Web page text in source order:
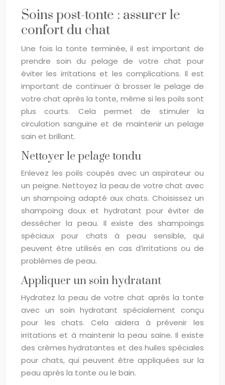
Soins post-tonte : assurer le
confort du chat
Une fois la tonte terminée, il est important de
prendre soin du pelage de votre chat pour
éviter les irritations et les complications. Il est
important de continuer à brosser le pelage de
votre chat après la tonte, même si les poils sont
plus courts. Cela permet de stimuler la
circulation sanguine et de maintenir un pelage
sain et brillant.
Nettoyer le pelage tondu
Enlevez les poils coupés avec un aspirateur ou
un peigne. Nettoyez la peau de votre chat avec
un shampoing adapté aux chats. Choisissez un
shampoing doux et hydratant pour éviter de
dessécher la peau. Il existe des shampoings
spéciaux pour chats à peau sensible, qui
peuvent être utilisés en cas d’irritations ou de
problèmes de peau.
Appliquer un soin hydratant
Hydratez la peau de votre chat après la tonte
avec un soin hydratant spécialement conçu
pour les chats. Cela aidera à prévenir les
irritations et à maintenir la peau saine. Il existe
des crèmes hydratantes et des huiles spéciales
pour chats, qui peuvent être appliquées sur la
peau après la tonte ou le bain.